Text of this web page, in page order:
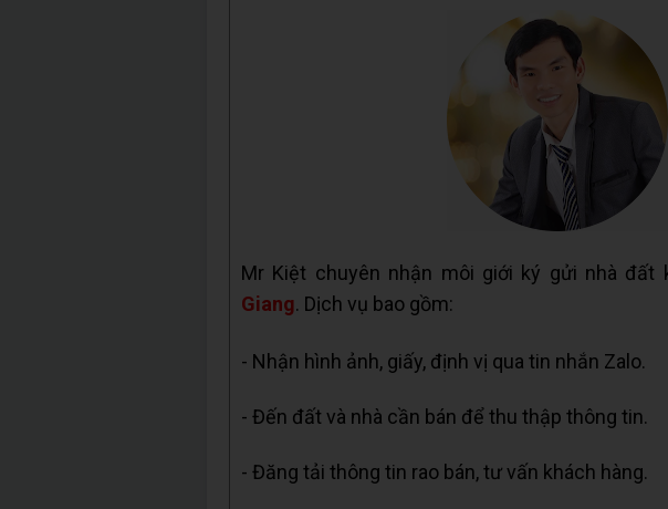
Mr Kiệt chuyên nhận môi giới ký gửi nhà đất
Giang. Dịch vụ bao gồm:
- Nhận hình ảnh, giấy, định vị qua tin nhắn Zalo.
- Đến đất và nhà cần bán để thu thập thông tin.
- Đăng tải thông tin rao bán, tư vấn khách hàng.